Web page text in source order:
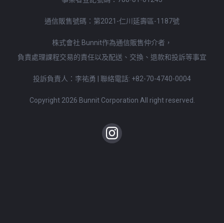
通信販售號碼：第2021-仁川延壽區-1187號
株式會社 Bunnit作為通信販售仲介者，
負責處理課程交易的責任以及配送、交換、退款和投訴等事宜
投訴負責人：李祐勇 | 聯絡電話: +82-70-4740-0004
Copyright 2026 Bunnit Corporation All right reserved.